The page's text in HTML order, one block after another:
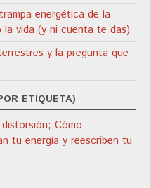
energética de la
vida (y ni cuenta te das)
y la pregunta que
ETIQUETA)
Cómo
tu energía y reescriben tu